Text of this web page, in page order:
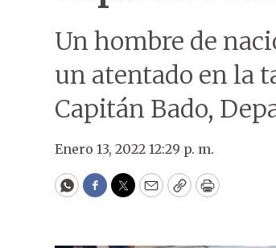
Un hombre de
un atentado en la
Capitán Bado,
Enero 13, 2022 12:29 p. m.
WhatsApp
Facebook
Twitter
EmailCopyPrint